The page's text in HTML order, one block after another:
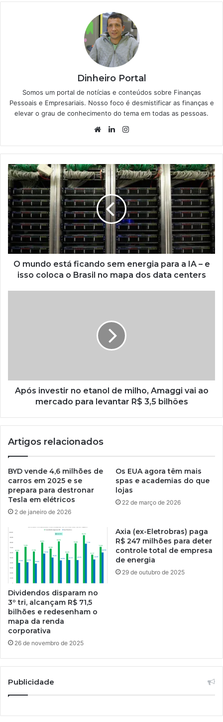
Dinheiro Portal
Somos um portal de notícias e conteúdos sobre Finanças
Pessoais e Empresariais. Nosso foco é desmistificar as finanças e
elevar o grau de conhecimento do tema em todas as pessoas.
WebsiteLinkedin
O mundo está ficando sem energia para a IA – e
isso coloca o Brasil no mapa dos data centers
Após investir no etanol de milho, Amaggi vai ao
mercado para levantar R$ 3,5 bilhões
Artigos relacionados
BYD vende 4,6 milhões de
carros em 2025 e se
prepara para destronar
Tesla em elétricos
2 de janeiro de 2026
Os EUA agora têm mais
spas e academias do que
lojas
22 de março de 2026
Dividendos disparam no
3º tri, alcançam R$ 71,5
bilhões e redesenham o
mapa da renda
corporativa
26 de novembro de 2025
Axia (ex-Eletrobras) paga
R$ 247 milhões para deter
controle total de empresa
de energia
29 de outubro de 2025
Publicidade